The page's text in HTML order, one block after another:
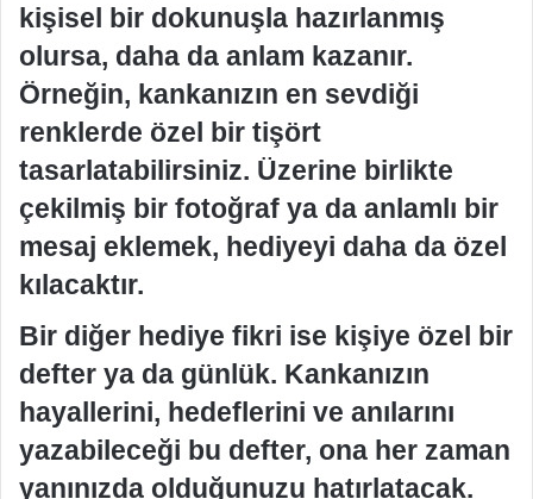
kişisel bir dokunuşla hazırlanmış
olursa, daha da anlam kazanır.
Örneğin, kankanızın en sevdiği
renklerde özel bir tişört
tasarlatabilirsiniz. Üzerine birlikte
çekilmiş bir fotoğraf ya da anlamlı bir
mesaj eklemek, hediyeyi daha da özel
kılacaktır.
Bir diğer hediye fikri ise kişiye özel bir
defter ya da günlük. Kankanızın
hayallerini, hedeflerini ve anılarını
yazabileceği bu defter, ona her zaman
yanınızda olduğunuzu hatırlatacak.